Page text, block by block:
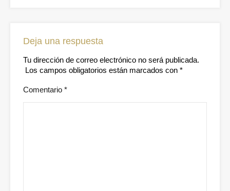
Deja una respuesta
Tu dirección de correo electrónico no será publicada.
Los campos obligatorios están marcados con *
Comentario *